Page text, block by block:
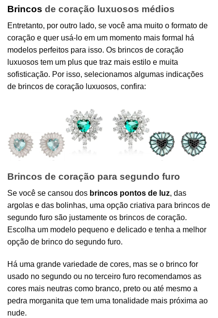
Brincos de coração luxuosos médios
Entretanto, por outro lado, se você ama muito o formato de
coração e quer usá-lo em um momento mais formal há
modelos perfeitos para isso. Os brincos de coração
luxuosos tem um plus que traz mais estilo e muita
sofisticação. Por isso, selecionamos algumas indicações
de brincos de coração luxuosos, confira:
Brincos de coração para segundo furo
Se você se cansou dos brincos pontos de luz, das
argolas e das bolinhas, uma opção criativa para brincos de
segundo furo são justamente os brincos de coração.
Escolha um modelo pequeno e delicado e tenha a melhor
opção de brinco do segundo furo.
Há uma grande variedade de cores, mas se o brinco for
usado no segundo ou no terceiro furo recomendamos as
cores mais neutras como branco, preto ou até mesmo a
pedra morganita que tem uma tonalidade mais próxima ao
nude.